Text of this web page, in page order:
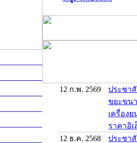
12 ก.พ. 2569
ประชา
ขยะขน
เครื่อง
ราคาอิเ
12 ธ.ค. 2568
ประชา